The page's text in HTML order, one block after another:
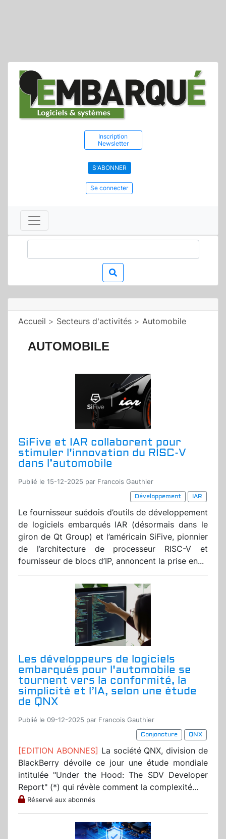
Inscription
Newsletter
S'ABONNER
Se connecter
Accueil > Secteurs d'activités > Automobile
AUTOMOBILE
SiFive et IAR collaborent pour
stimuler l'innovation du RISC-V
dans l’automobile
Publié le 15-12-2025 par Francois Gauthier
Développement
IAR
Le fournisseur suédois d’outils de développement
de logiciels embarqués IAR (désormais dans le
giron de Qt Group) et l’américain SiFive, pionnier
de l’architecture de processeur RISC-V et
fournisseur de blocs d’IP, annoncent la prise en...
Les développeurs de logiciels
embarqués pour l'automobile se
tournent vers la conformité, la
simplicité et l’IA, selon une étude
de QNX
Publié le 09-12-2025 par Francois Gauthier
Conjoncture
QNX
[EDITION ABONNES] La société QNX, division de
BlackBerry dévoile ce jour une étude mondiale
intitulée "Under the Hood: The SDV Developer
Report" (*) qui révèle comment la complexité...
Réservé aux abonnés